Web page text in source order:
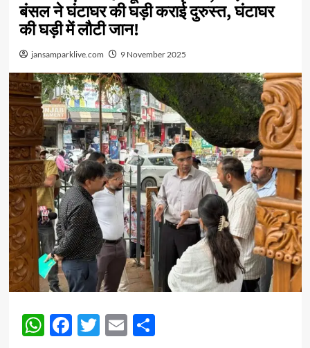
बंसल ने घंटाघर की घड़ी कराई दुरुस्त, घंटाघर
की घड़ी में लौटी जान!
jansamparklive.com 9 November 2025
WhatsApp
Facebook
Twitter
EmailShare